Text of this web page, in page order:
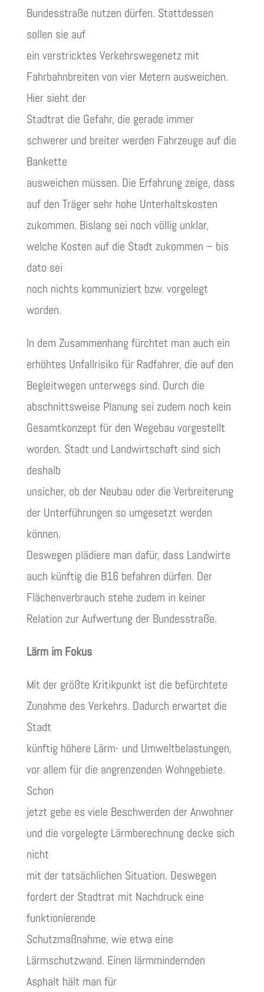
Bundesstraße nutzen dürfen. Stattdessen
sollen sie auf
ein verstricktes Verkehrswegenetz mit
Fahrbahnbreiten von vier Metern ausweichen.
Hier sieht der
Stadtrat die Gefahr, die gerade immer
schwerer und breiter werden Fahrzeuge auf die
Bankette
ausweichen müssen. Die Erfahrung zeige, dass
auf den Träger sehr hohe Unterhaltskosten
zukommen. Bislang sei noch völlig unklar,
welche Kosten auf die Stadt zukommen – bis
dato sei
noch nichts kommuniziert bzw. vorgelegt
worden.
In dem Zusammenhang fürchtet man auch ein
erhöhtes Unfallrisiko für Radfahrer, die auf den
Begleitwegen unterwegs sind. Durch die
abschnittsweise Planung sei zudem noch kein
Gesamtkonzept für den Wegebau vorgestellt
worden. Stadt und Landwirtschaft sind sich
deshalb
unsicher, ob der Neubau oder die Verbreiterung
der Unterführungen so umgesetzt werden
können.
Deswegen plädiere man dafür, dass Landwirte
auch künftig die B16 befahren dürfen. Der
Flächenverbrauch stehe zudem in keiner
Relation zur Aufwertung der Bundesstraße.
Lärm im Fokus
Mit der größte Kritikpunkt ist die befürchtete
Zunahme des Verkehrs. Dadurch erwartet die
Stadt
künftig höhere Lärm- und Umweltbelastungen,
vor allem für die angrenzenden Wohngebiete.
Schon
jetzt gebe es viele Beschwerden der Anwohner
und die vorgelegte Lärmberechnung decke sich
nicht
mit der tatsächlichen Situation. Deswegen
fordert der Stadtrat mit Nachdruck eine
funktionierende
Schutzmaßnahme, wie etwa eine
Lärmschutzwand. Einen lärmmindernden
Asphalt hält man für